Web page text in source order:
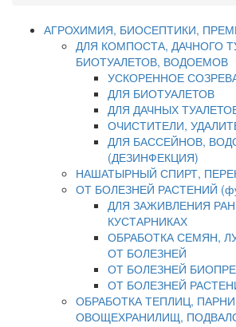
АГРОХИМИЯ, БИОСЕПТИКИ,
ДЛЯ КОМПОСТА, ДАЧНОГО
БИОТУАЛЕТОВ, ВОДОЕМОВ
УСКОРЕННОЕ
ДЛЯ БИОТУАЛЕТОВ
ДЛЯ ДАЧНЫХ
ОЧИСТИТЕЛИ,
ДЛЯ БАССЕЙНОВ,
(ДЕЗИНФЕКЦИЯ)
НАШАТЫРНЫЙ СПИРТ,
ОТ БОЛЕЗНЕЙ РАСТЕНИЙ
ДЛЯ ЗАЖИВЛЕНИЯ
КУСТАРНИКАХ
ОБРАБОТКА СЕМЯН,
ОТ БОЛЕЗНЕЙ
ОТ БОЛЕЗНЕЙ
ОТ БОЛЕЗНЕЙ
ОБРАБОТКА ТЕПЛИЦ,
ОВОЩЕХРАНИЛИЩ,